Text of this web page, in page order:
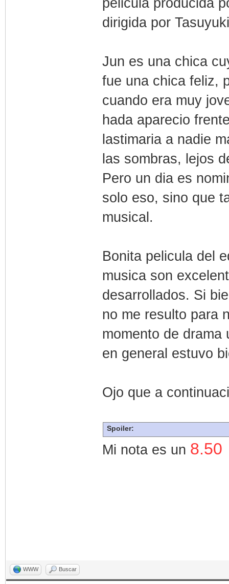
dirigida por
Jun es una chica
fue una chica feliz,
cuando era muy
hada aparecio
lastimaria a nadie
las sombras, lejos
Pero un dia es
solo eso, sino que
musical.
Bonita pelicula del
musica son
desarrollados. Si
no me resulto para
momento de
en general estuvo
Ojo que a
Spoiler:
Mi nota es un 8.50
WWW Buscar